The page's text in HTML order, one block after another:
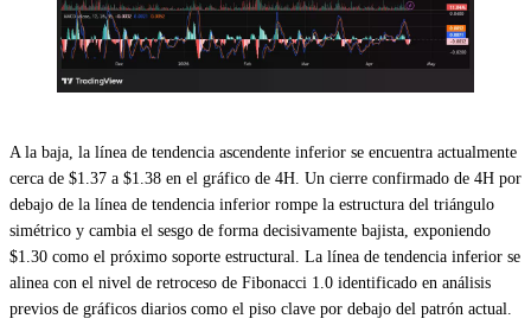
A la baja, la línea de tendencia ascendente inferior se encuentra actualmente
cerca de $1.37 a $1.38 en el gráfico de 4H. Un cierre confirmado de 4H por
debajo de la línea de tendencia inferior rompe la estructura del triángulo
simétrico y cambia el sesgo de forma decisivamente bajista, exponiendo
$1.30 como el próximo soporte estructural. La línea de tendencia inferior se
alinea con el nivel de retroceso de Fibonacci 1.0 identificado en análisis
previos de gráficos diarios como el piso clave por debajo del patrón actual.